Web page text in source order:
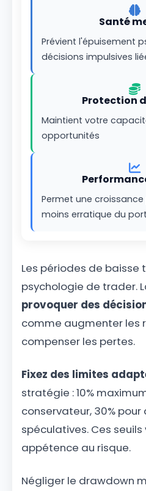
Santé
Prévient l'épuisement
décisions impulsives
Protection
Maintient votre
opportunités
Permet une
moins erratique du
Les périodes de baisse
psychologie de trader.
provoquer des
comme augmenter les
compenser les pertes.
Fixez des limites
stratégie : 10%
conservateur, 30%
spéculatives. Ces
appétence au risque.
Négliger le drawdown